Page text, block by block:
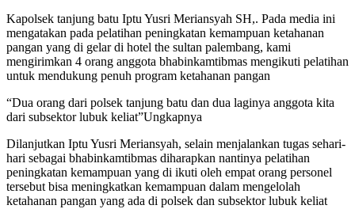
Kapolsek tanjung batu Iptu Yusri Meriansyah SH,. Pada media ini
mengatakan pada pelatihan peningkatan kemampuan ketahanan
pangan yang di gelar di hotel the sultan palembang, kami
mengirimkan 4 orang anggota bhabinkamtibmas mengikuti pelatihan
untuk mendukung penuh program ketahanan pangan
“Dua orang dari polsek tanjung batu dan dua laginya anggota kita
dari subsektor lubuk keliat”Ungkapnya
Dilanjutkan Iptu Yusri Meriansyah, selain menjalankan tugas sehari-
hari sebagai bhabinkamtibmas diharapkan nantinya pelatihan
peningkatan kemampuan yang di ikuti oleh empat orang personel
tersebut bisa meningkatkan kemampuan dalam mengelolah
ketahanan pangan yang ada di polsek dan subsektor lubuk keliat